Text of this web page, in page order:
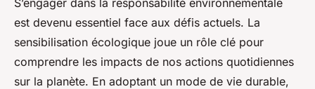
S’engager dans la responsabilité environnementale
est devenu essentiel face aux défis actuels. La
sensibilisation écologique joue un rôle clé pour
comprendre les impacts de nos actions quotidiennes
sur la planète. En adoptant un mode de vie durable,